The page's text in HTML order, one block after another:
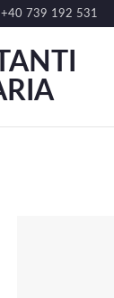
+40 739 192 531